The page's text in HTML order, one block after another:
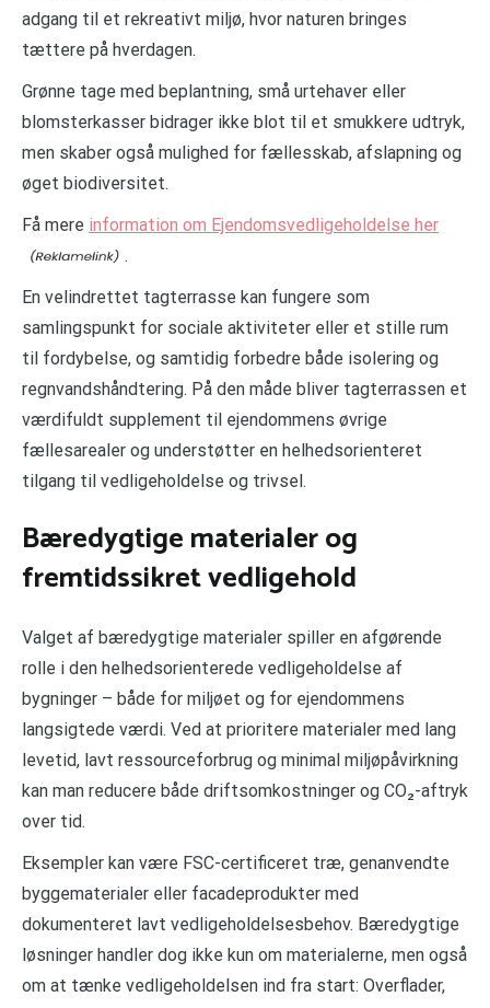
adgang til et rekreativt miljø, hvor naturen bringes
tættere på hverdagen.
Grønne tage med beplantning, små urtehaver eller
blomsterkasser bidrager ikke blot til et smukkere udtryk,
men skaber også mulighed for fællesskab, afslapning og
øget biodiversitet.
Få mere information om Ejendomsvedligeholdelse her
.
En velindrettet tagterrasse kan fungere som
samlingspunkt for sociale aktiviteter eller et stille rum
til fordybelse, og samtidig forbedre både isolering og
regnvandshåndtering. På den måde bliver tagterrassen et
værdifuldt supplement til ejendommens øvrige
fællesarealer og understøtter en helhedsorienteret
tilgang til vedligeholdelse og trivsel.
Bæredygtige materialer og
fremtidssikret vedligehold
Valget af bæredygtige materialer spiller en afgørende
rolle i den helhedsorienterede vedligeholdelse af
bygninger – både for miljøet og for ejendommens
langsigtede værdi. Ved at prioritere materialer med lang
levetid, lavt ressourceforbrug og minimal miljøpåvirkning
kan man reducere både driftsomkostninger og CO₂-aftryk
over tid.
Eksempler kan være FSC-certificeret træ, genanvendte
byggematerialer eller facadeprodukter med
dokumenteret lavt vedligeholdelsesbehov. Bæredygtige
løsninger handler dog ikke kun om materialerne, men også
om at tænke vedligeholdelsen ind fra start: Overflader,